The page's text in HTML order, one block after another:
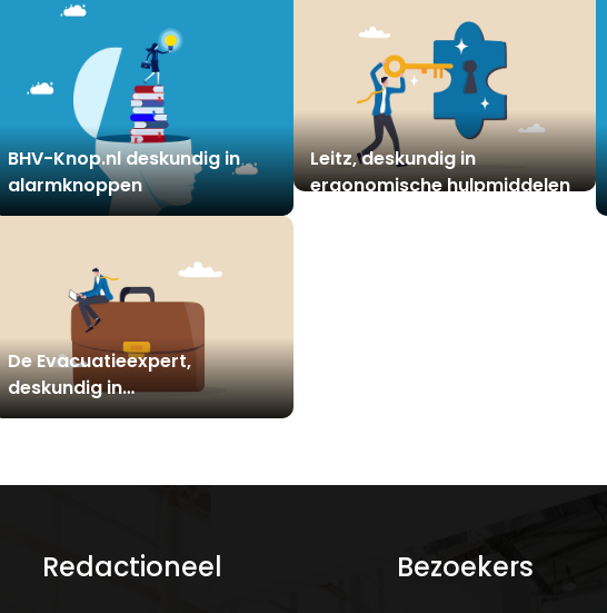
BHV-Knop.nl deskundig in
alarmknoppen
Leitz, deskundig in
ergonomische hulpmiddelen
De Evacuatieexpert,
deskundig in
evacuatiehulpmiddelen
Redactioneel Bezoekers